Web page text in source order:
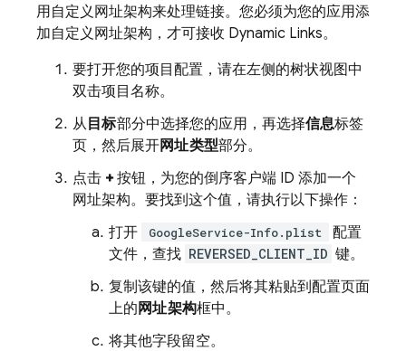
用自定义网址架构来处理链接。您必须为您的应用添
加自定义网址架构，才可接收 Dynamic Links。
要打开您的项目配置，请在左侧的树状视图中
双击项目名称。
从 目标部分中选择您的应用，再选择信息标签
页，然后展开网址类型部分。
点击 +按钮，为您的倒序客户端 ID 添加一个
网址架构。要找到这个值，请执行以下操作：
打开
GoogleService-Info.plist
配置
文件，查找 REVERSED_CLIENT_ID 键。
复制该键的值，然后将其粘贴到配置页面
上的 网址架构框中。
将其他字段留空。